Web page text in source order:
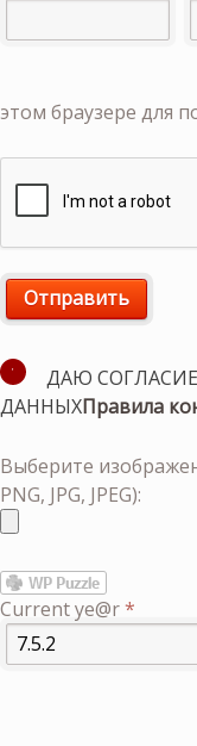
этом браузере для
ДАЮ
ДАННЫХПравила
Выберите
PNG, JPG, JPEG):
Current ye@r*